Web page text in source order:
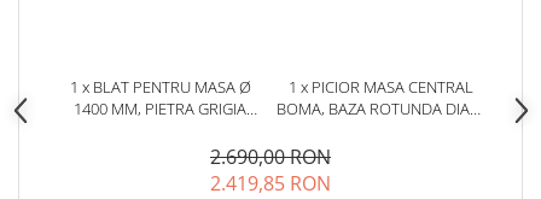
1 x BLAT PENTRU MASA Ø
1400 MM, PIETRA GRIGIA
1 x PICIOR MASA CENTRAL
BOMA, BAZA ROTUNDA DIAM.
2.690,00 RON
2.419,85 RON